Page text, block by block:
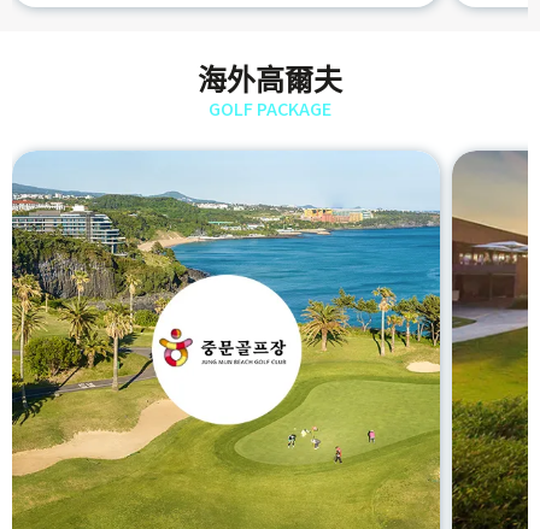
海外高爾夫
GOLF PACKAGE